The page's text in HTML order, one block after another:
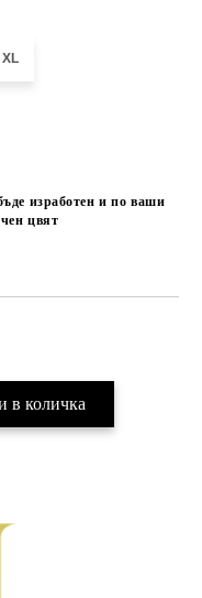
XL
изработен и по ваши
цвят